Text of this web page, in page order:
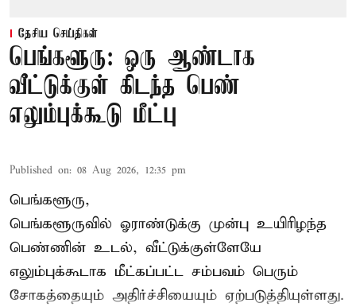
தேசிய செய்திகள்
பெங்களூரு: ஒரு ஆண்டாக
வீட்டுக்குள் கிடந்த பெண்
எலும்புக்கூடு மீட்பு
Published on: 08 Aug 2026, 12:35 pm
பெங்களூரு,
பெங்களூருவில் ஓராண்டுக்கு முன்பு உயிரிழந்த
பெண்ணின் உடல், வீட்டுக்குள்ளேயே
எலும்புக்கூடாக மீட்கப்பட்ட சம்பவம் பெரும்
சோகத்தையும் அதிர்ச்சியையும் ஏற்படுத்தியுள்ளது.